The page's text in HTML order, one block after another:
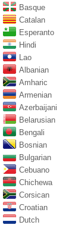
Basque
Catalan
Esperanto
Hindi
Lao
Albanian
Amharic
Armenian
Azerbaijani
Belarusian
Bengali
Bosnian
Bulgarian
Cebuano
Chichewa
Corsican
Croatian
Dutch